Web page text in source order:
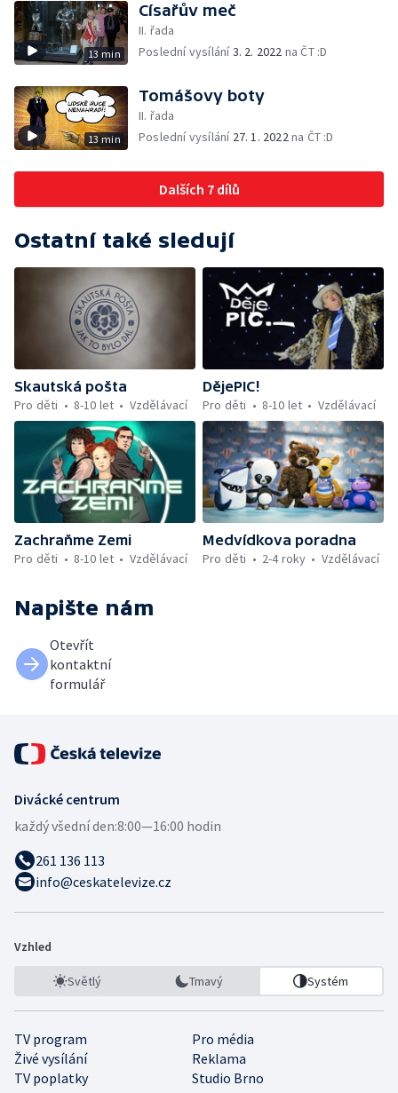
13 min
Císařův meč
II. řada
Poslední vysílání3. 2. 2022 na ČT :D
13 min
Tomášovy boty
II. řada
Poslední vysílání 27. 1. 2022na ČT :D
Dalších 7 dílů
Ostatní také sledují
Skautská pošta
Pro děti
8-10 let Vzdělávací
DějePIC!
Pro děti
8-10 let Vzdělávací
Zachraňme Zemi
Pro děti
8-10 let Vzdělávací
Medvídkova poradna
Pro děti
2-4 roky Vzdělávací
Napište nám
Otevřít
kontaktní
formulář
Divácké centrum
každý všední den:8:00—16:00 hodin
261 136 113
info@ceskatelevize.cz
Vzhled
Světlý Tmavý Systém
TV program
Pro média
Živé vysílání
Reklama
TV poplatky
Studio Brno